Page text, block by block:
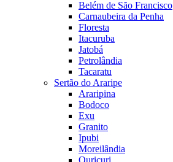
Belém de São Francisco
Carnaubeira da Penha
Floresta
Itacuruba
Jatobá
Petrolândia
Tacaratu
Sertão do Araripe
Araripina
Bodoco
Exu
Granito
Ipubi
Moreilândia
Ouricuri